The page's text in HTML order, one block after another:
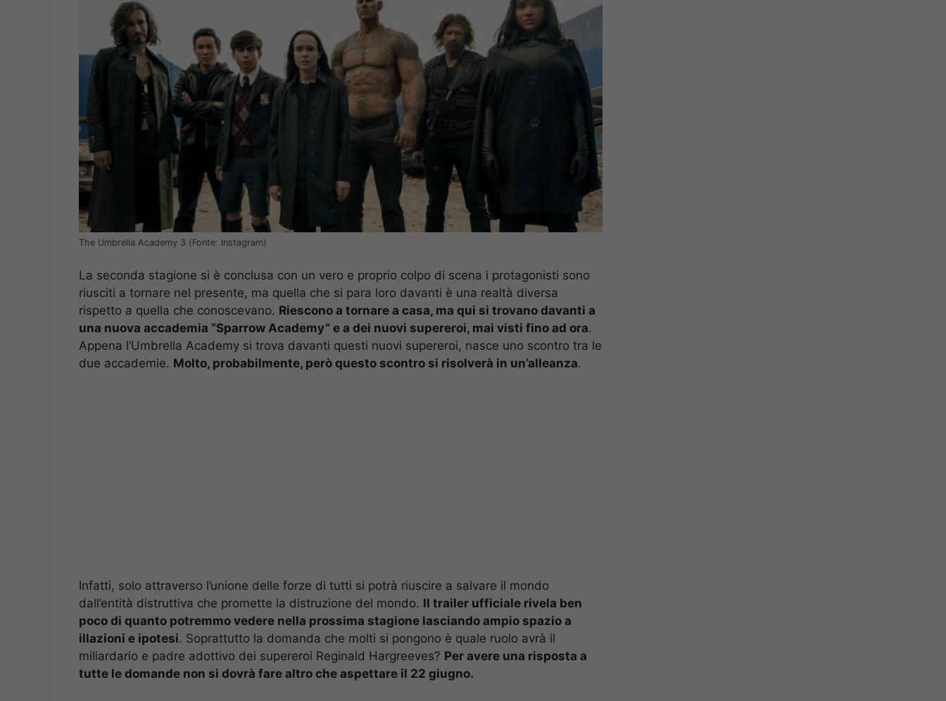
The Umbrella Academy 3 (Fonte: Instagram)
La seconda stagione si è conclusa con un vero e proprio colpo di scena i protagonisti sono
riusciti a tornare nel presente, ma quella che si para loro davanti è una realtà diversa
rispetto a quella che conoscevano. Riescono a tornare a casa, ma qui si trovano davanti a
una nuova accademia “Sparrow Academy” e a dei nuovi supereroi, mai visti fino ad ora.
Appena l’Umbrella Academy si trova davanti questi nuovi supereroi, nasce uno scontro tra le
due accademie. Molto, probabilmente, però questo scontro si risolverà in un’alleanza.
Infatti, solo attraverso l’unione delle forze di tutti si potrà riuscire a salvare il mondo
dall’entità distruttiva che promette la distruzione del mondo. Il trailer ufficiale rivela ben
poco di quanto potremmo vedere nella prossima stagione lasciando ampio spazio a
illazioni e ipotesi. Soprattutto la domanda che molti si pongono è quale ruolo avrà il
miliardario e padre adottivo dei supereroi Reginald Hargreeves? Per avere una risposta a
tutte le domande non si dovrà fare altro che aspettare il 22 giugno.